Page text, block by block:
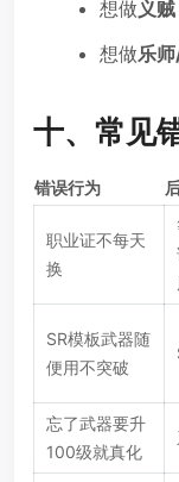
想做义贼
想做乐
十、常见
错误行为
职业证不每天
换
SR模板武器随
便用不突破
忘了武器要升
100级就真化